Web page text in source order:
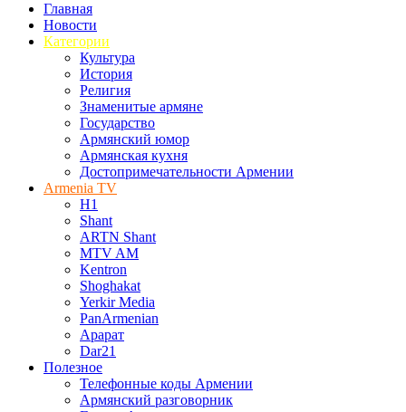
Главная
Новости
Категории
Культура
История
Религия
Знаменитые армяне
Государство
Армянский юмор
Армянская кухня
Достопримечательности Армении
Armenia TV
H1
Shant
ARTN Shant
MTV AM
Kentron
Shoghakat
Yerkir Media
PanArmenian
Арарат
Dar21
Полезное
Телефонные коды Армении
Армянский разговорник